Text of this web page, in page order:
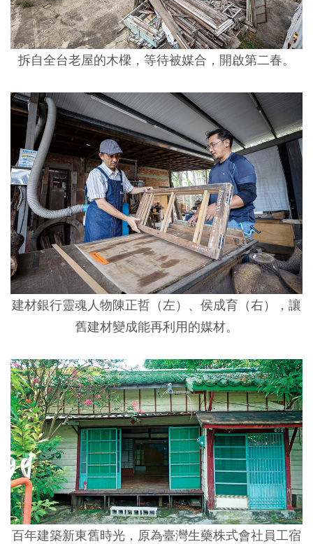
拆自全台老屋的木樑，等待被媒合，開啟第二春。
建材銀行靈魂人物陳正哲（左）、侯成育（右），讓
舊建材變成能再利用的媒材。
百年建築新東舊時光，原為臺灣生藥株式會社員工宿